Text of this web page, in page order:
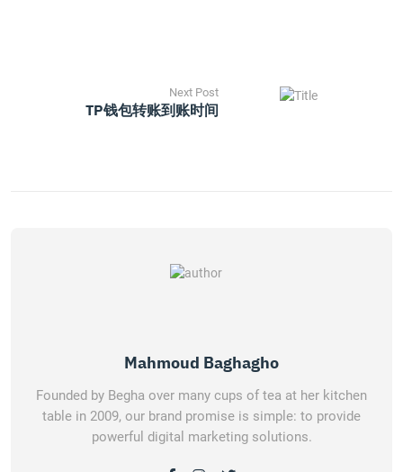
Next Post
TP钱包转账到账时间
Mahmoud Baghagho
Founded by Begha over many cups of tea at her kitchen
table in 2009, our brand promise is simple: to provide
powerful digital marketing solutions.